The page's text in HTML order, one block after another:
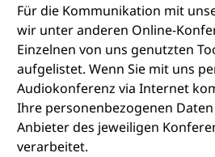
Für die Kommunikation mit
wir unter anderen Online-
Einzelnen von uns genutzten
aufgelistet. Wenn Sie mit uns
Audiokonferenz via Internet
Ihre personenbezogenen
Anbieter des jeweiligen
verarbeitet.